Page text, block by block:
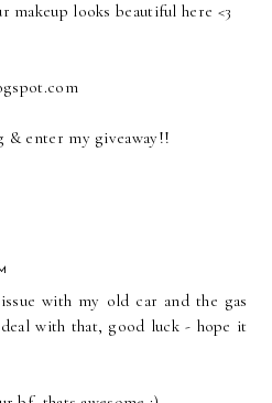
makeup looks beautiful here <3
& enter my giveaway!!
with my old car and the gas
with that, good luck - hope it